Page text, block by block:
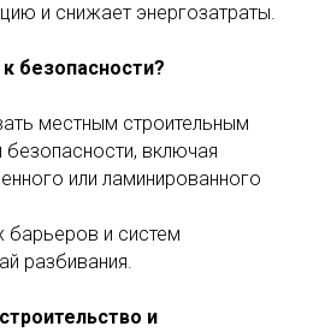
и снижает энергозатраты.
безопасности?
местным строительным
включая
или ламинированного
барьеров и систем
разбивания.
и